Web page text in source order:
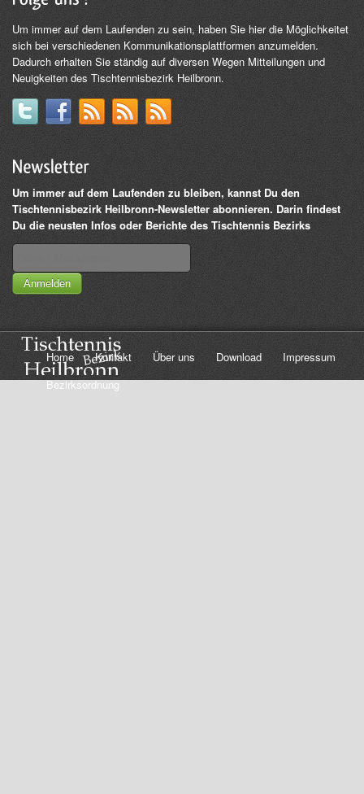
Um immer auf dem Laufenden zu sein, haben Sie hier die Möglichkeitet
sich bei verschiedenen Kommunikationsplattformen anzumelden.
Dadurch erhalten Sie ständig auf diversen Wegen Mitteilungen und
Neuigkeiten des Tischtennisbezirk Heilbronn.
Um immer auf dem Laufenden zu bleiben, kannst Du den
Tischtennisbezirk Heilbronn-Newsletter abonnieren. Darin findest
Du die neusten Infos oder Berichte des Tischtennis Bezirks
Anmelden
Home Kontakt Über uns Download
Impressum
Bezirksordnung